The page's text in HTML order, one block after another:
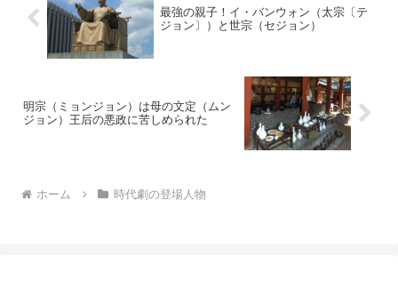
最強の親子！イ・バンウォン（太宗〔テ
ジョン〕）と世宗（セジョン）
明宗（ミョンジョン）は母の文定（ムン
ジョン）王后の悪政に苦しめられた
ホーム 時代劇の登場人物